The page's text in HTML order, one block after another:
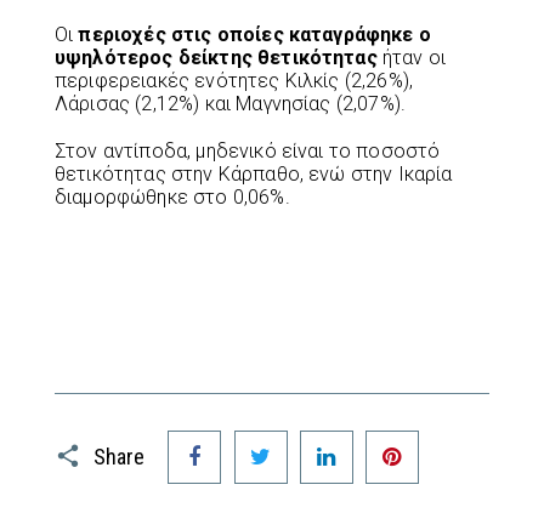
Οιπεριοχές στις οποίες καταγράφηκε ο
υψηλότερος δείκτης θετικότηταςήταν οι
περιφερειακές ενότητες Κιλκίς (2,26%),
Λάρισας (2,12%) και Μαγνησίας (2,07%).
Στον αντίποδα, μηδενικό είναι το ποσοστό
θετικότητας στην Κάρπαθο, ενώ στην Ικαρία
διαμορφώθηκε στο 0,06%.
Share
Facebook Twitter LinkedIn